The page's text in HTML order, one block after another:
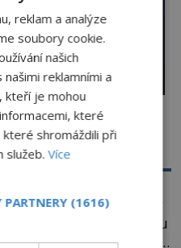
je největší
vesmíru?
Jenže, jak je to
v koncích. Odpovědí by
energie. Právě na tu
zkušených astronomů.
reklam a analýze
soubory cookie.
našich
reklamními a
kteří je mohou
které
shromáždili při
služeb.Více
(1616)